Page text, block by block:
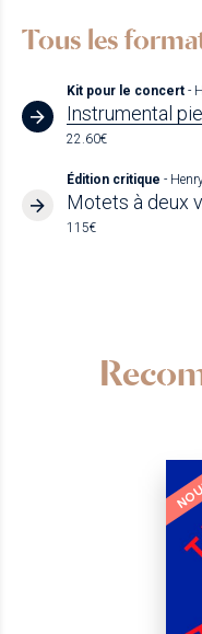
Tous les
Kit pour le concert -
Instrumental
22.60€
Édition critique -
Motets à deux
115€